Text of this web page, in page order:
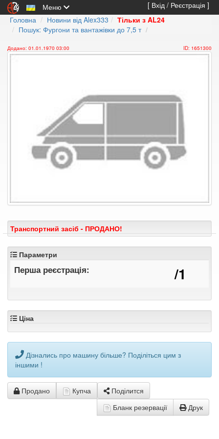
Меню
[ Вхід / Реєстрація ]
Головна
Новини від Alex333
Тільки з AL24
Пошук: Фургони та вантажівки до 7,5 т
Додано: 01.01.1970 03:00 ID: 1651300
Транспортний засіб - ПРОДАНО!
Параметри
Перша реєстрація: /1
Ціна
Дізнались про машину більше? Поділіться цим з
іншими !
Продано Поділится
Купча
Бланк резервації
Друк